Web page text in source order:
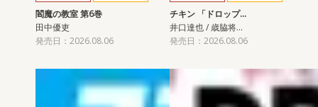
閻魔の教室 第6巻
田中優吏
発売日：2026.08.06
チキン 「ドロップ…
井口達也 / 歳脇将…
発売日：2026.08.06